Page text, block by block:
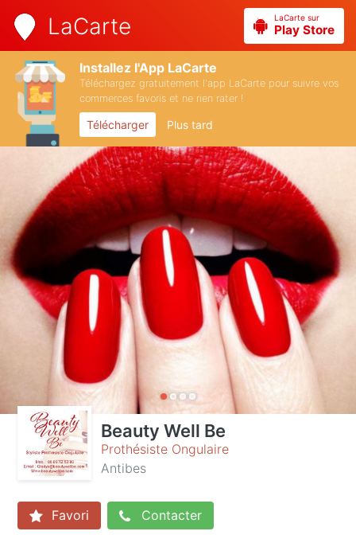
LaCarte LaCarte sur
Play Store
Installez l'App LaCarte
Téléchargez gratuitement l'app LaCarte pour suivre vos
commerces favoris et ne rien rater !
Télécharger Plus tard
Beauty Well Be
Prothésiste Ongulaire
Antibes
Favori Contacter